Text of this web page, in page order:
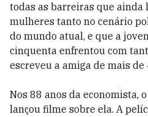
todas as barreiras que ainda
mulheres tanto no cenário
do mundo atual, e que a
cinquenta enfrentou com
escreveu a amiga de mais de
Nos 88 anos da economista,
lançou filme sobre ela. A